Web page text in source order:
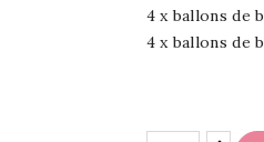
4 x ballons de
4 x